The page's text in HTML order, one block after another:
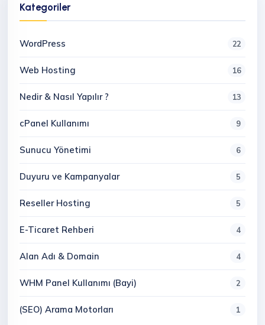
Kategoriler
WordPress 22
Web Hosting 16
Nedir & Nasıl Yapılır ? 13
cPanel Kullanımı 9
Sunucu Yönetimi 6
Duyuru ve Kampanyalar 5
Reseller Hosting 5
E-Ticaret Rehberi 4
Alan Adı & Domain 4
WHM Panel Kullanımı (Bayi) 2
(SEO) Arama Motorları 1